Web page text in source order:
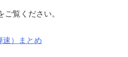
覧ください。
速）まとめ